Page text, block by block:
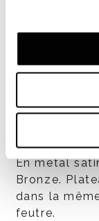
Structure
En métal
Bronze.
dans la
feutre.